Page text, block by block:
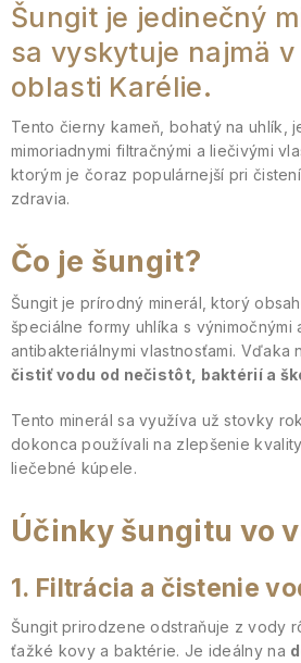
Šungit je jedinečný
sa vyskytuje najmä v
oblasti Karélie.
Tento čierny kameň, bohatý na uhlík,
mimoriadnymi filtračnými a liečivými
ktorým je čoraz populárnejší pri
zdravia.
Čo je šungit?
Šungit je prírodný minerál, ktorý
špeciálne formy uhlíka s výnimočnými
antibakteriálnymi vlastnosťami. Vďaka
čistiť vodu od nečistôt, baktérií a
Tento minerál sa využíva už stovky
dokonca používali na zlepšenie
liečebné kúpele.
Účinky šungitu vo
1. Filtrácia a čistenie
Šungit prirodzene odstraňuje z vody
ťažké kovy a baktérie. Je ideálny na